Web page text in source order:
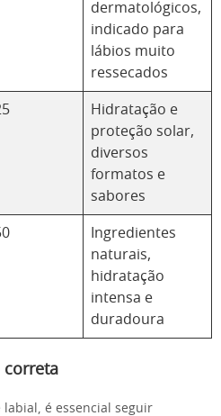
dermatológicos,
indicado para
lábios muito
ressecados
Hidratação e
proteção solar,
diversos
formatos e
sabores
Ingredientes
naturais,
hidratação
intensa e
duradoura
correta
é essencial seguir